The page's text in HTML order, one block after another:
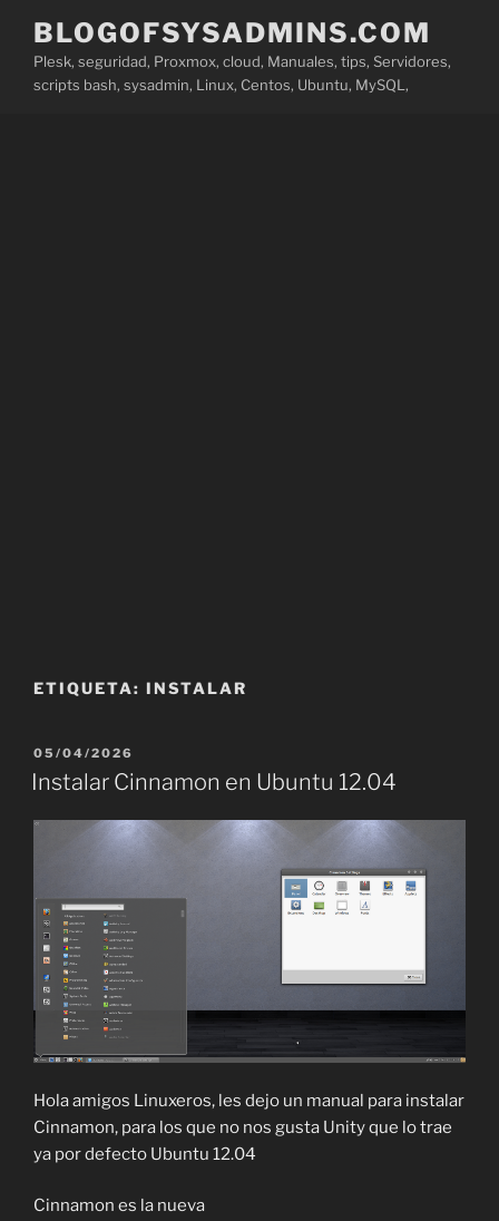
contenido
BLOGOFSYSADMINS.COM
Plesk, seguridad, Proxmox, cloud, Manuales, tips, Servidores,
scripts bash, sysadmin, Linux, Centos, Ubuntu, MySQL,
ETIQUETA: INSTALAR
PUBLICADO
EL
05/04/2026
Instalar Cinnamon en Ubuntu 12.04
Hola amigos Linuxeros, les dejo un manual para instalar
Cinnamon, para los que no nos gusta Unity que lo trae
ya por defecto Ubuntu 12.04
Cinnamon es la nueva